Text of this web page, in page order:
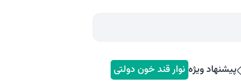
پیشنهاد ویژه نوار قند خون دولتی